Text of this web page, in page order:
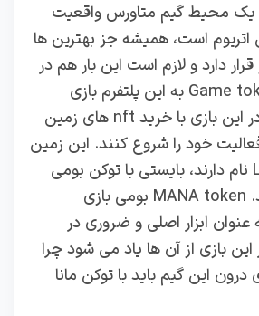
یک محیط گیم متاورس واقعیت
است، همیشه جز بهترین ها
دارد و لازم است این بار هم در
لیست بهترین Game tokens به این پلتفرم بازی
بپردازیم. بازیکنان در این بازی با خرید nft های زمین
خود را شروع کنند. این زمین
ها مجازی که LAND نام دارند، بایستی با توکن بومی
بازی خریداری شوند. MANA token بومی بازی
عنوان ابزار اصلی و ضروری در
بازی از آن ها یاد می شود چرا
این گیم باید با توکن مانا